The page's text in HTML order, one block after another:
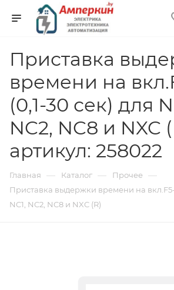
Приставка
времени на
(0,1-30 сек) для
NC2, NC8 и NXC
артикул: 258022
Главная — Каталог — Прочее —
Приставка выдержки времени на вкл.F5-
NC1, NC2, NC8 и NXC (R)